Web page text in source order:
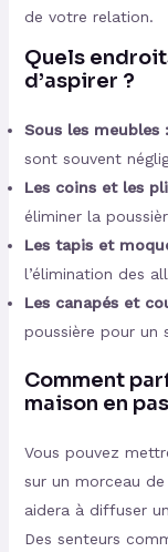
de votre relation.
Quels
d’aspirer ?
Sous les meubles :
sont souvent
Les coins et les
éliminer la
Les tapis et
l’élimination des
Les canapés et
poussière pour un
Comment
maison en
Vous pouvez
sur un morceau
aidera à diffuser
Des senteurs